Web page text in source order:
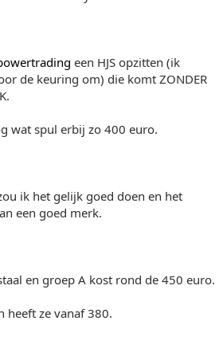
een HJS opzitten (ik
de keuring om) die komt ZONDER
wat spul erbij zo 400 euro.
ik het gelijk goed doen en het
een goed merk.
en groep A kost rond de 450 euro.
heeft ze vanaf 380.